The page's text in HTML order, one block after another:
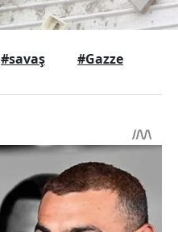
#savaş #Gazze